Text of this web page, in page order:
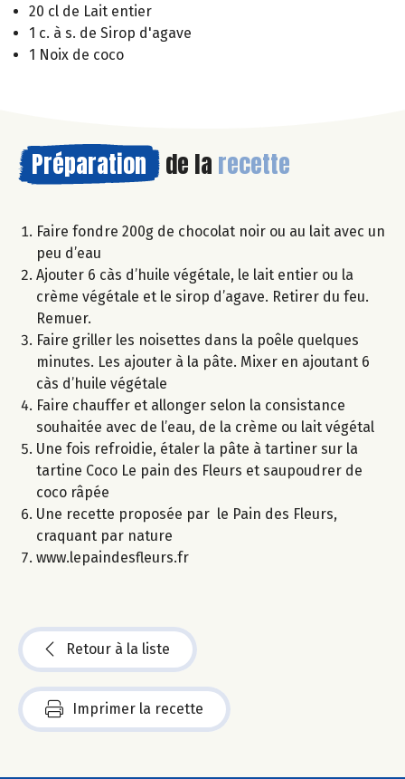
20 cl de Lait entier
1 c. à s. de Sirop d'agave
1 Noix de coco
Préparation de la recette
Faire fondre 200g de chocolat noir ou au lait avec un
peu d’eau
Ajouter 6 càs d’huile végétale, le lait entier ou la
crème végétale et le sirop d’agave. Retirer du feu.
Remuer.
Faire griller les noisettes dans la poêle quelques
minutes. Les ajouter à la pâte. Mixer en ajoutant 6
càs d’huile végétale
Faire chauffer et allonger selon la consistance
souhaitée avec de l’eau, de la crème ou lait végétal
Une fois refroidie, étaler la pâte à tartiner sur la
tartine Coco Le pain des Fleurs et saupoudrer de
coco râpée
Une recette proposée par le Pain des Fleurs,
craquant par nature
www.lepaindesfleurs.fr
Retour à la liste
Imprimer la recette